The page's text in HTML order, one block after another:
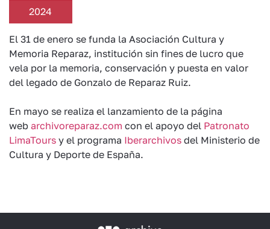
2024
El 31 de enero se funda la Asociación Cultura y
Memoria Reparaz, institución sin fines de lucro que
vela por la memoria, conservación y puesta en valor
del legado de Gonzalo de Reparaz Ruiz.
En mayo se realiza el lanzamiento de la página
web archivoreparaz.com con el apoyo del Patronato
LimaTours y el programa Iberarchivos del Ministerio de
Cultura y Deporte de España.